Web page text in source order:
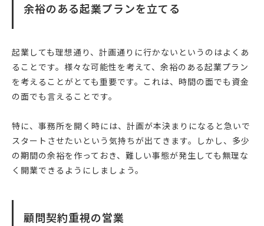
余裕のある起業プランを立てる
起業しても理想通り、計画通りに行かないというのはよくあ
ることです。様々な可能性を考えて、余裕のある起業プラン
を考えることがとても重要です。これは、時間の面でも資金
の面でも言えることです。
特に、事務所を開く時には、計画が本決まりになると急いで
スタートさせたいという気持ちが出てきます。しかし、多少
の期間の余裕を作っておき、難しい事態が発生しても無理な
く開業できるようにしましょう。
顧問契約重視の営業